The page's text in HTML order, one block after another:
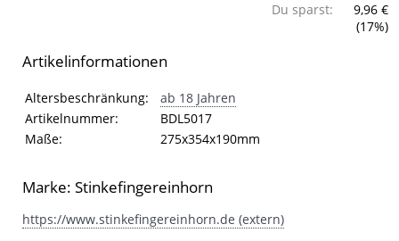
Du sparst:
9,96 €
(17%)
Artikelinformationen
Artikelinformationen
Eigenschaft Wert
Altersbeschränkung:
ab 18 Jahren
Artikelnummer:
BDL5017
Maße:
275x354x190mm
Marke: Stinkefingereinhorn
https://www.stinkefingereinhorn.de (extern)